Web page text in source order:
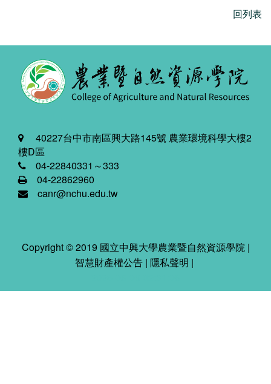
回列表
40227台中市南區興大路145號 農業環境科學大樓2
樓D區
04-22840331～333
04-22862960
canr@nchu.edu.tw
Copyright © 2019 國立中興大學農業暨自然資源學院 |
智慧財產權公告 | 隱私聲明 |